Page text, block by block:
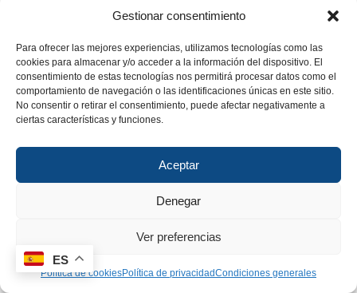
Gestionar consentimiento
Para ofrecer las mejores experiencias, utilizamos tecnologías como las
cookies para almacenar y/o acceder a la información del dispositivo. El
consentimiento de estas tecnologías nos permitirá procesar datos como el
comportamiento de navegación o las identificaciones únicas en este sitio.
No consentir o retirar el consentimiento, puede afectar negativamente a
ciertas características y funciones.
Aceptar
Denegar
Ver preferencias
Política de cookiesPolítica de privacidadCondiciones generales
SELLADO AVANZADO PARA UNA
HUMEDAD ESTABLE
Mantiene una humedad constante con menor
consumo energético gracias a su sistema de
ES